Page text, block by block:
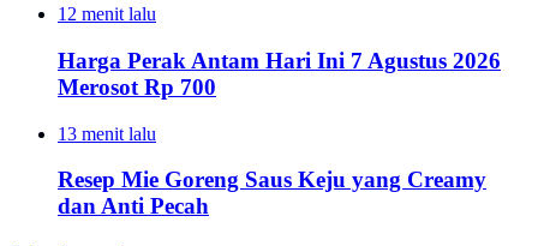
12 menit lalu
Harga Perak Antam Hari Ini 7 Agustus 2026
Merosot Rp 700
13 menit lalu
Resep Mie Goreng Saus Keju yang Creamy
dan Anti Pecah